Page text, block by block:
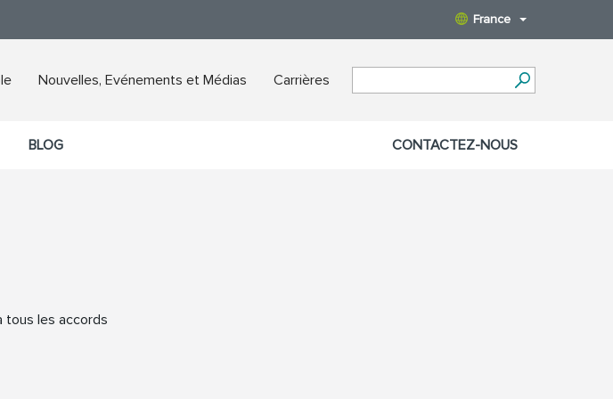
France
Nouvelles, Evénements et Médias Carrières
BLOG CONTACTEZ-NOUS
tous les accords